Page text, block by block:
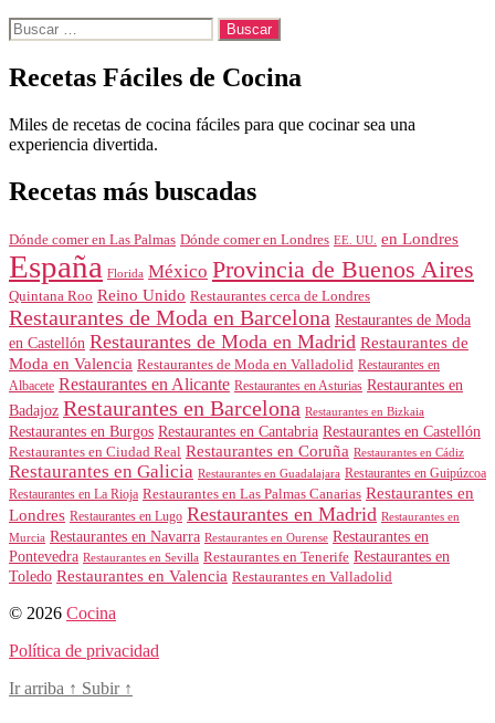
Buscar:
Recetas Fáciles de Cocina
Miles de recetas de cocina fáciles para que cocinar sea una
experiencia divertida.
Recetas más buscadas
Dónde comer en Las Palmas Dónde comer en Londres EE. UU. en Londres
España Florida México Provincia de Buenos Aires
Quintana Roo Reino Unido Restaurantes cerca de Londres
Restaurantes de Moda en Barcelona Restaurantes de Moda
en Castellón Restaurantes de Moda en Madrid Restaurantes de
Moda en Valencia Restaurantes de Moda en Valladolid Restaurantes en
Albacete Restaurantes en Alicante Restaurantes en Asturias Restaurantes en
Badajoz Restaurantes en Barcelona Restaurantes en Bizkaia
Restaurantes en Burgos Restaurantes en Cantabria Restaurantes en Castellón
Restaurantes en Ciudad Real Restaurantes en Coruña Restaurantes en Cádiz
Restaurantes en Galicia Restaurantes en Guadalajara Restaurantes en Guipúzcoa
Restaurantes en La Rioja Restaurantes en Las Palmas Canarias Restaurantes en
Londres Restaurantes en Lugo Restaurantes en Madrid Restaurantes en
Murcia Restaurantes en Navarra Restaurantes en Ourense Restaurantes en
Pontevedra Restaurantes en Sevilla Restaurantes en Tenerife Restaurantes en
Toledo Restaurantes en Valencia Restaurantes en Valladolid
© 2026 Cocina
Política de privacidad
Ir arriba ↑ Subir ↑